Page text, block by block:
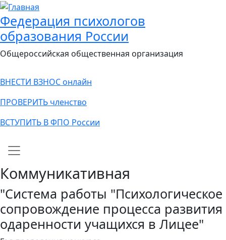
Федерация психологов
образования России
Общероссийская общественная организация
ВНЕСТИ ВЗНОС онлайн
ПРОВЕРИТЬ членство
ВСТУПИТЬ В ФПО России
Main navigation
Коммуникативная
"Система работы "Психологическое
сопровождение процесса развития
одаренности учащихся в Лицее"